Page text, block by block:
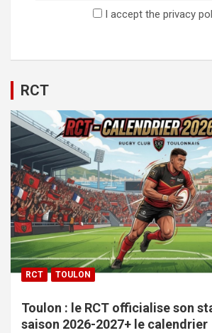
I accept the privacy
RCT
RCT TOULON
Toulon : le RCT officialise son
saison 2026-2027+ le calendrier